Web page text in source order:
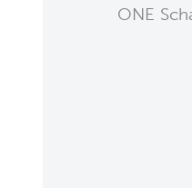
ONE